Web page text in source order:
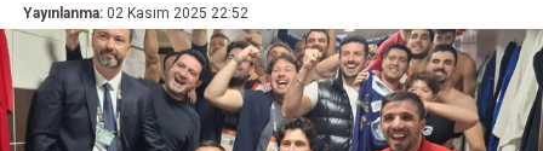
Yayınlanma: 02 Kasım 2025 22:52